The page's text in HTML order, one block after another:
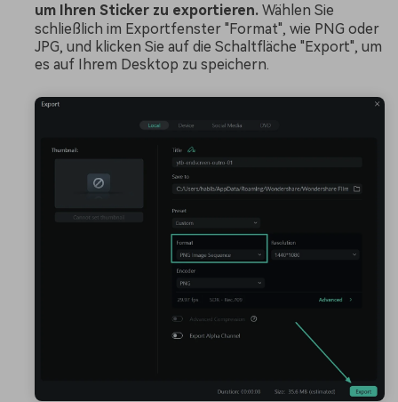
um Ihren Sticker zu exportieren. Wählen Sie
schließlich im Exportfenster "Format", wie PNG oder
JPG, und klicken Sie auf die Schaltfläche "Export", um
es auf Ihrem Desktop zu speichern.